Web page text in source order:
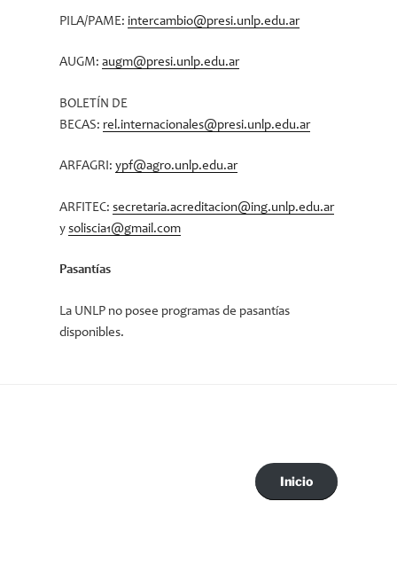
PILA/PAME:intercambio@presi.unlp.edu.ar
AUGM:augm@presi.unlp.edu.ar
BOLETÍN DE
BECAS:rel.internacionales@presi.unlp.edu.ar
ARFAGRI:ypf@agro.unlp.edu.ar
ARFITEC:secretaria.acreditacion@ing.unlp.edu.ar
ysoliscia1@gmail.com
Pasantías
La UNLP no posee programas de pasantías
disponibles.
Inicio